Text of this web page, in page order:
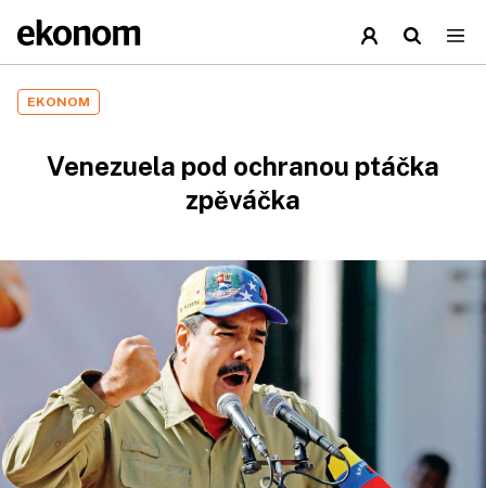
EKONOM
Venezuela pod ochranou ptáčka
zpěváčka